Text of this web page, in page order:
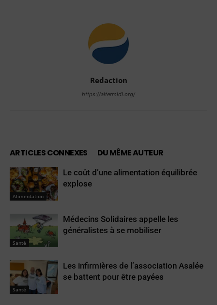
Redaction
https://altermidi.org/
ARTICLES CONNEXES DU MÊME AUTEUR
Alimentation
Le coût d’une alimentation équilibrée
explose
Santé
Médecins Solidaires appelle les
généralistes à se mobiliser
Santé
Les infirmières de l’association Asalée
se battent pour être payées